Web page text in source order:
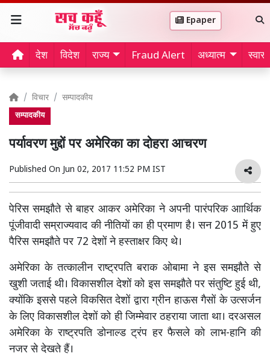
Epaper
देश विदेश राज्य Fraud Alert अध्यात्म
विचार सम्पादकीय
सम्पादकीय
पर्यावरण मुद्दों पर अमेरिका का दोहरा आचरण
Published On Jun 02, 2017 11:52 PM IST
पेरिस समझौते से बाहर आकर अमेरिका ने अपनी पारंपरिक आार्थिक
पूंजीवादी सम्राज्यवाद की नीतियों का ही प्रमाण है। सन 2015 में हुए
पैरिस समझौते पर 72 देशों ने हस्ताक्षर किए थे।
अमेरिका के तत्कालीन राष्ट्रपति बराक ओबामा ने इस समझौते से
खुशी जताई थी। विकासशील देशों को इस समझौते पर संतुष्टि हुई थी,
क्योंकि इससे पहले विकसित देशों द्वारा ग्रीन हाऊस गैसों के उत्सर्जन
के लिए विकासशील देशों को ही जिम्मेवार ठहराया जाता था। दरअसल
अमेरिका के राष्ट्रपति डोनाल्ड ट्रंप हर फैसले को लाभ-हानि की
नजर से देखते हैं।